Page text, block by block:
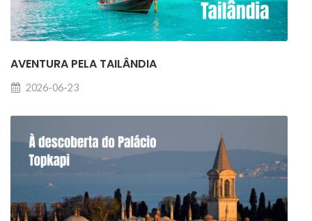
AVENTURA PELA TAILÂNDIA
2026-06-23